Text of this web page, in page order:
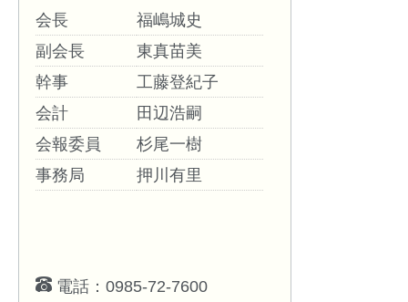
会長
福嶋城史
副会長
東真苗美
幹事
工藤登紀子
会計
田辺浩嗣
会報委員
杉尾一樹
事務局
押川有里
電話：0985-72-7600